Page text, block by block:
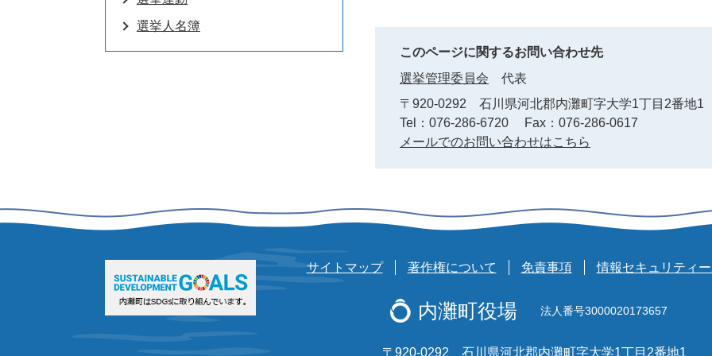
このページに関するお問い合わせ先
選挙管理委員会
代表
〒920-0292
石川県河北郡内灘町字大学1丁目2番地1
Tel：076-286-6720
Fax：076-286-0617
メールでのお問い合わせはこちら
選挙人名簿
サイトマップ 著作権について 免責事項 情報セキュリティ
内灘町役場 法人番号3000020173657
〒920-0292 石川県河北郡内灘町字大学1丁目2番地1